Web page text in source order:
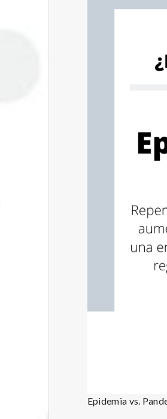
Epidemia vs.